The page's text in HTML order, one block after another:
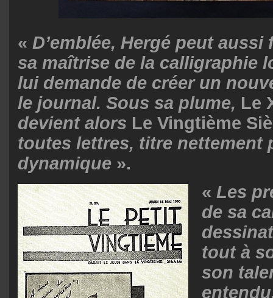
« D’emblée, Hergé peut
sa maîtrise de la calligraphie
lui demande de créer un
le journal. Sous sa plume, Le
devient alors Le Vingtième
toutes lettres, titre nettement
dynamique ».
« Les
de sa
tout à
son